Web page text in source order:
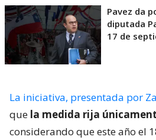
Pavez da
diputada
17 de
La iniciativa, presentada por
que la medida rija
considerando que este año el